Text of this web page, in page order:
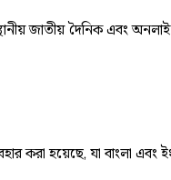
জাতীয় দৈনিক এবং
করা হয়েছে, যা বাংলা